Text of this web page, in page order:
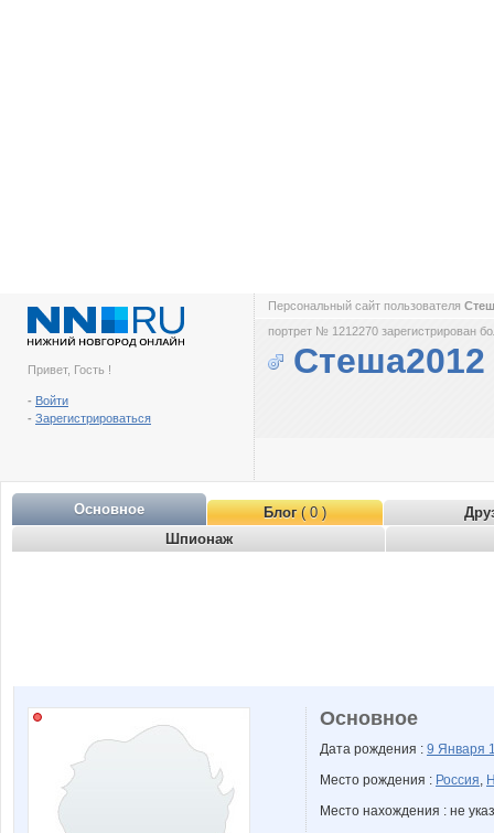
Привет, Гость !
- Войти
- Зарегистрироваться
Персональный сайт пользователя
портрет № 1212270 зарегистрирован
Стеша2012
Основное Блог( 0 )
Шпионаж
Основное
Дата рождения : 9 Января
Место рождения : Россия,
Место нахождения : не